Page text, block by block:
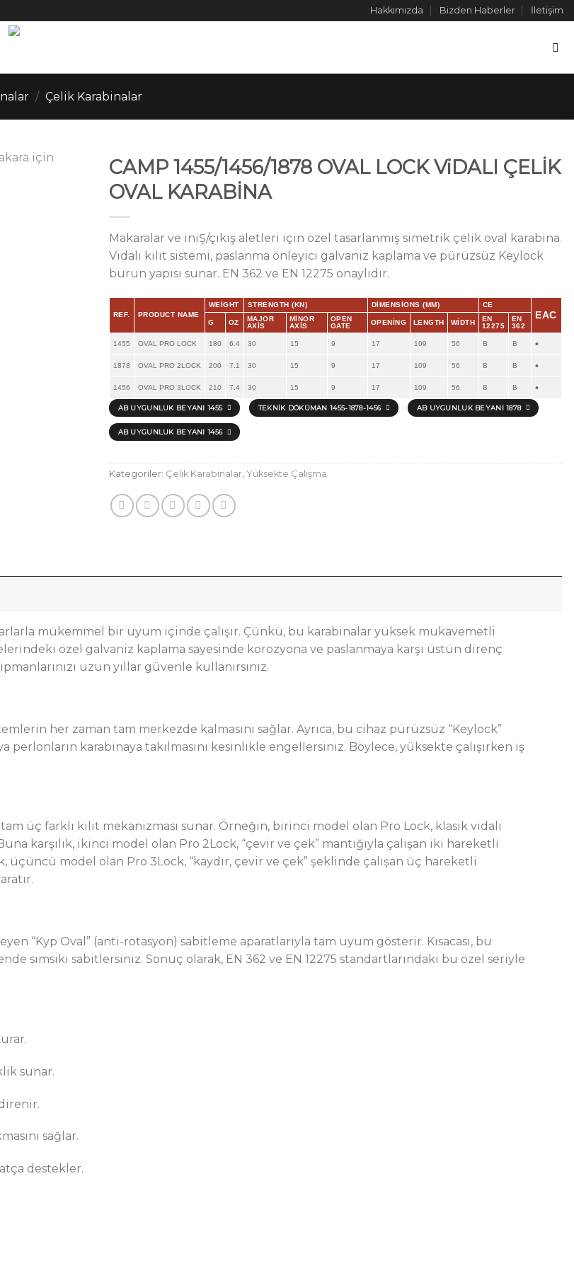
Hakkımızda Bizden Haberler İletişim
/ Çelik Karabinalar
CAMP 1455/1456/1878 OVAL LOCK ViDALI ÇELİK
OVAL KARABİNA
Makaralar ve iniŞ/çıkış aletleri için özel tasarlanmış simetrik çelik oval karabina.
Vidalı kilit sistemi, paslanma önleyici galvaniz kaplama ve pürüzsüz Keylock
burun yapısı sunar. EN 362 ve EN 12275 onaylıdır.
REF. PRODUCT NAME
WEIGHT STRENGTH (KN) DIMENSIONS (MM) CE
EAC
G OZ
MAJOR
AXIS
MINOR
AXIS
OPEN
GATE
OPENING LENGTH WIDTH
EN
12275
EN
362
1455 OVAL PRO LOCK 180 6.4 30 15 9 17 109 56 B B •
1878 OVAL PRO 2LOCK 200 7.1 30 15 9 17 109 56 B B •
1456 OVAL PRO 3LOCK 210 7.4 30 15 9 17 109 56 B B •
AB UYGUNLUK BEYANI 1455 TEKNIK DÖKÜMAN 1455-1878-1456 AB UYGUNLUK BEYANI 1878
AB UYGUNLUK BEYANI 1456
Kategoriler: Çelik Karabinalar Yüksekte Çalışma
mükemmel bir uyum içinde çalışır. Çünkü, bu karabinalar yüksek mukavemetli
özel galvaniz kaplama sayesinde korozyona ve paslanmaya karşı üstün direnç
uzun yıllar güvenle kullanırsınız.
her zaman tam merkezde kalmasını sağlar. Ayrıca, bu cihaz pürüzsüz “Keylock”
perlonların karabinaya takılmasını kesinlikle engellersiniz. Böylece, yüksekte çalışırken iş
üç farklı kilit mekanizması sunar. Örneğin, birinci model olan Pro Lock, klasik vidalı
karşılık, ikinci model olan Pro 2Lock, “çevir ve çek” mantığıyla çalışan iki hareketli
üçüncü model olan Pro 3Lock, “kaydır, çevir ve çek” şeklinde çalışan üç hareketli
“Kyp Oval” (anti-rotasyon) sabitleme aparatlarıyla tam uyum gösterir. Kısacası, bu
sımsıkı sabitlersiniz. Sonuç olarak, EN 362 ve EN 12275 standartlarındaki bu özel seriyle
sunar.
sağlar.
destekler.